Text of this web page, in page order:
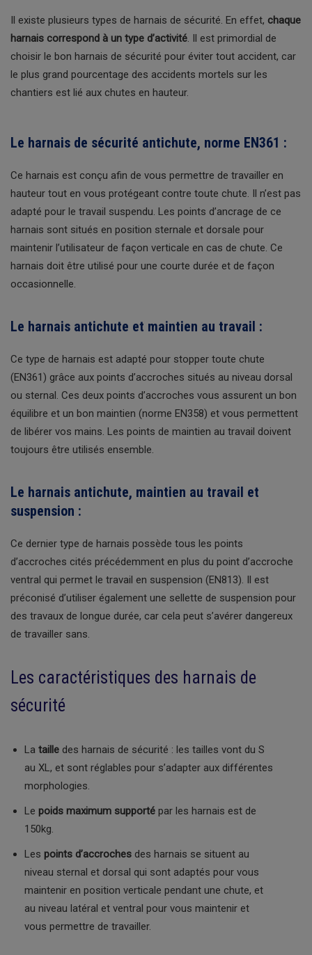
Il existe plusieurs types de harnais de sécurité. En effet, chaque
harnais correspond à un type d’activité. Il est primordial de
choisir le bon harnais de sécurité pour éviter tout accident, car
le plus grand pourcentage des accidents mortels sur les
chantiers est lié aux chutes en hauteur.
Le harnais de sécurité antichute, norme EN361 :
Ce harnais est conçu afin de vous permettre de travailler en
hauteur tout en vous protégeant contre toute chute. Il n’est pas
adapté pour le travail suspendu. Les points d’ancrage de ce
harnais sont situés en position sternale et dorsale pour
maintenir l’utilisateur de façon verticale en cas de chute. Ce
harnais doit être utilisé pour une courte durée et de façon
occasionnelle.
Le harnais antichute et maintien au travail :
Ce type de harnais est adapté pour stopper toute chute
(EN361) grâce aux points d’accroches situés au niveau dorsal
ou sternal. Ces deux points d’accroches vous assurent un bon
équilibre et un bon maintien (norme EN358) et vous permettent
de libérer vos mains. Les points de maintien au travail doivent
toujours être utilisés ensemble.
Le harnais antichute, maintien au travail et
suspension :
Ce dernier type de harnais possède tous les points
d’accroches cités précédemment en plus du point d’accroche
ventral qui permet le travail en suspension (EN813). Il est
préconisé d’utiliser également une sellette de suspension pour
des travaux de longue durée, car cela peut s’avérer dangereux
de travailler sans.
Les caractéristiques des harnais de
sécurité
La taille des harnais de sécurité : les tailles vont du S
au XL, et sont réglables pour s’adapter aux différentes
morphologies.
Le poids maximum supporté par les harnais est de
150kg.
Les points d’accroches des harnais se situent au
niveau sternal et dorsal qui sont adaptés pour vous
maintenir en position verticale pendant une chute, et
au niveau latéral et ventral pour vous maintenir et
vous permettre de travailler.